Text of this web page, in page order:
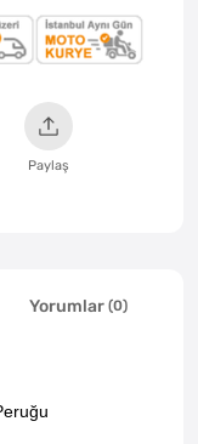
Paylaş
Yorumlar (0)